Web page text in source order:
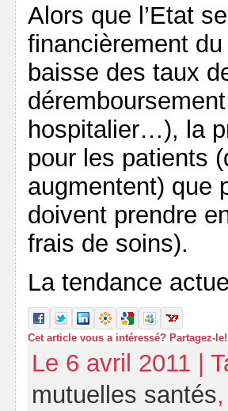
Alors que l’Etat
financièrement
baisse des taux
hospitalier…), la
pour les patients
augmentent) que
doivent prendre
frais de soins).
La tendance
Cet article vous a intéressé? Partagez-le!
Le 6 avril 2011 |
mutuelles santés